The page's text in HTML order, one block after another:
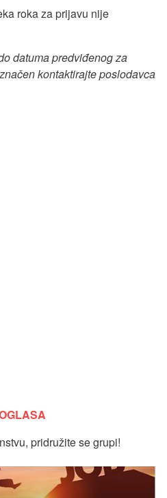
roka za prijavu nije
datuma predviđenog za
kontaktirajte poslodavca
pridružite se grupi!